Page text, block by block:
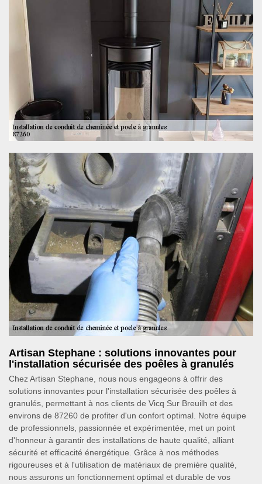
Artisan Stephane : solutions innovantes pour
l'installation sécurisée des poêles à granulés
Chez Artisan Stephane, nous nous engageons à offrir des
solutions innovantes pour l'installation sécurisée des poêles à
granulés, permettant à nos clients de Vicq Sur Breuilh et des
environs de 87260 de profiter d'un confort optimal. Notre équipe
de professionnels, passionnée et expérimentée, met un point
d'honneur à garantir des installations de haute qualité, alliant
sécurité et efficacité énergétique. Grâce à nos méthodes
rigoureuses et à l'utilisation de matériaux de première qualité,
nous assurons un fonctionnement optimal et durable de vos